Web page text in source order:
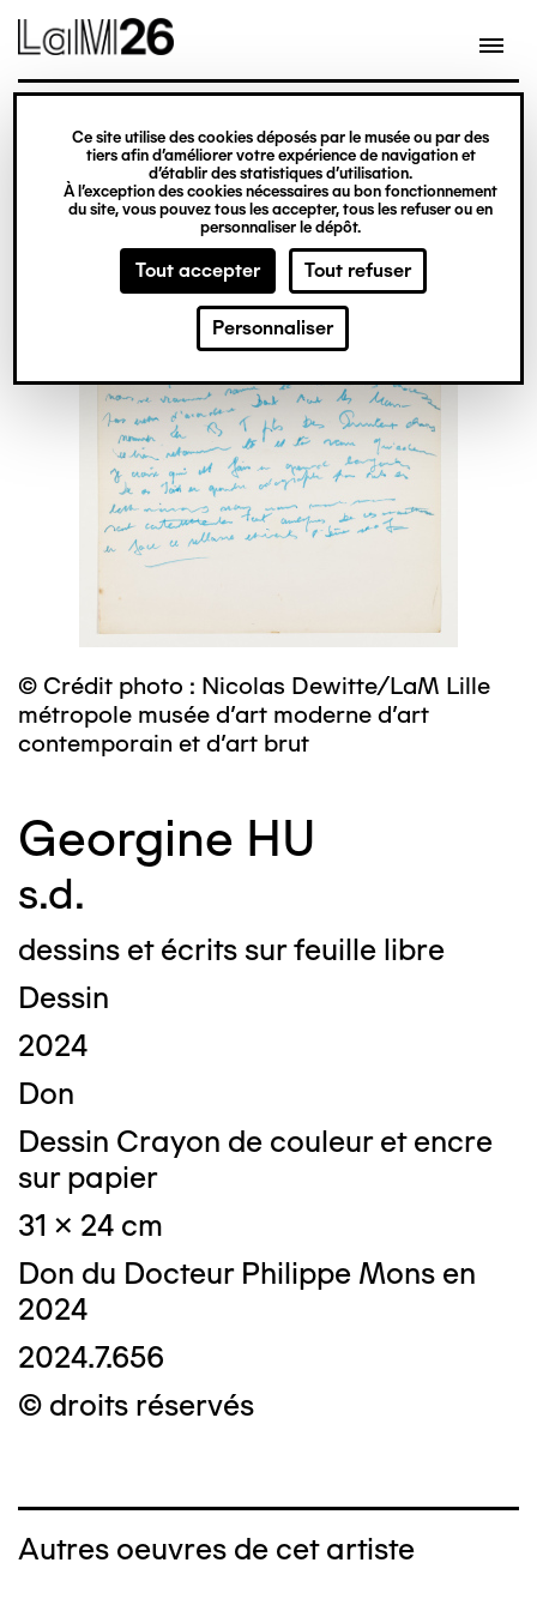
Gestion des cookies
Ce site utilise des cookies déposés par le musée ou par des
tiers afin d’améliorer votre expérience de navigation et
d’établir des statistiques d’utilisation.
À l’exception des cookies nécessaires au bon fonctionnement
du site, vous pouvez tous les accepter, tous les refuser ou en
personnaliser le dépôt.
Tout accepter Tout refuser
Personnaliser
contenu
© Crédit photo : Nicolas Dewitte/LaM Lille
métropole musée d’art moderne d’art
contemporain et d’art brut
Georgine HU
s.d.
dessins et écrits sur feuille libre
Dessin
2024
Don
Dessin Crayon de couleur et encre
sur papier
31 x 24 cm
Don du Docteur Philippe Mons en
2024
2024.7.656
© droits réservés
Autres oeuvres de cet artiste